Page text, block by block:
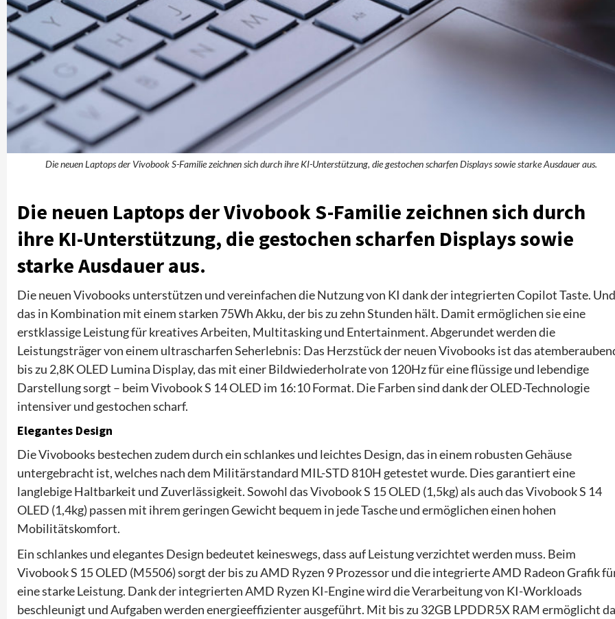
Die neuen Laptops der Vivobook S-Familie zeichnen sich durch ihre KI-Unterstützung, die gestochen scharfen Displays sowie starke Ausdauer aus.
Die neuen Laptops der Vivobook S-Familie zeichnen sich durch
ihre KI-Unterstützung, die gestochen scharfen Displays sowie
starke Ausdauer aus.
Die neuen Vivobooks unterstützen und vereinfachen die Nutzung von KI dank der integrierten Copilot Taste. Und
das in Kombination mit einem starken 75Wh Akku, der bis zu zehn Stunden hält. Damit ermöglichen sie eine
erstklassige Leistung für kreatives Arbeiten, Multitasking und Entertainment. Abgerundet werden die
Leistungsträger von einem ultrascharfen Seherlebnis: Das Herzstück der neuen Vivobooks ist das
bis zu 2,8K OLED Lumina Display, das mit einer Bildwiederholrate von 120Hz für eine flüssige und lebendige
Darstellung sorgt – beim Vivobook S 14 OLED im 16:10 Format. Die Farben sind dank der OLED-Technologie
intensiver und gestochen scharf.
Elegantes Design
Die Vivobooks bestechen zudem durch ein schlankes und leichtes Design, das in einem robusten Gehäuse
untergebracht ist, welches nach dem Militärstandard MIL-STD 810H getestet wurde. Dies garantiert eine
langlebige Haltbarkeit und Zuverlässigkeit. Sowohl das Vivobook S 15 OLED (1,5kg) als auch das Vivobook S 14
OLED (1,4kg) passen mit ihrem geringen Gewicht bequem in jede Tasche und ermöglichen einen hohen
Mobilitätskomfort.
Ein schlankes und elegantes Design bedeutet keineswegs, dass auf Leistung verzichtet werden muss. Beim
Vivobook S 15 OLED (M5506) sorgt der bis zu AMD Ryzen 9 Prozessor und die integrierte AMD Radeon Grafik
eine starke Leistung. Dank der integrierten AMD Ryzen KI-Engine wird die Verarbeitung von KI-Workloads
beschleunigt und Aufgaben werden energieeffizienter ausgeführt. Mit bis zu 32GB LPDDR5X RAM ermöglicht